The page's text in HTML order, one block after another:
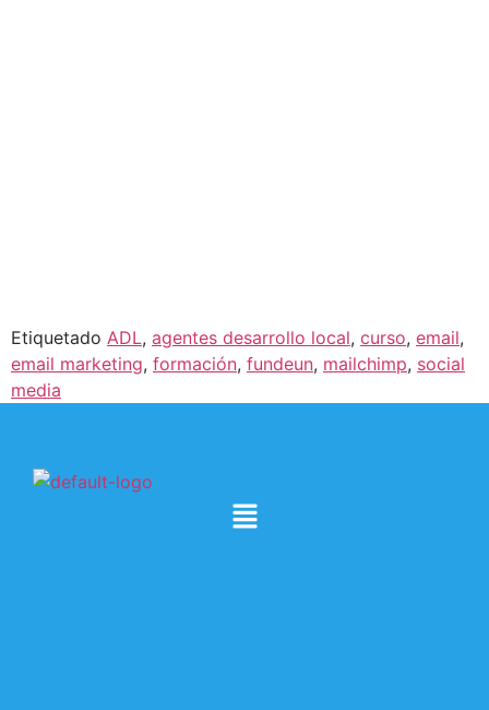
Etiquetado ADL, agentes desarrollo local, curso, email,
email marketing, formación, fundeun, mailchimp, social
media